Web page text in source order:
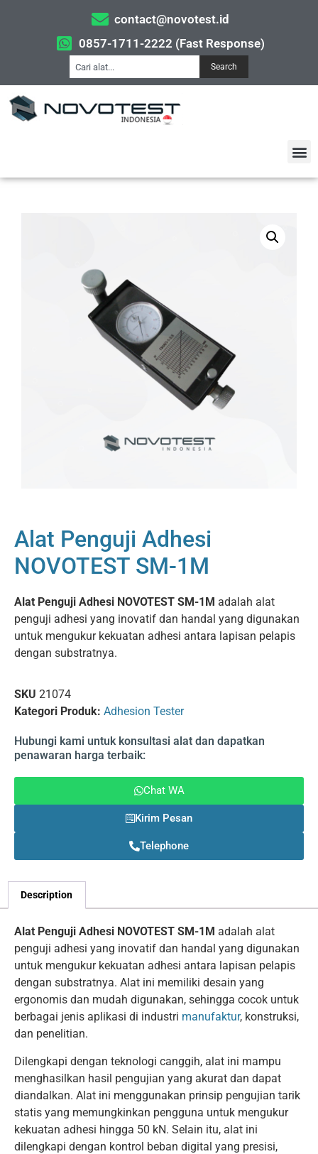
contact@novotest.id
0857-1711-2222 (Fast Response)
Search
Alat Penguji Adhesi
NOVOTEST SM-1M
Alat Penguji Adhesi NOVOTEST SM-1M adalah alat
penguji adhesi yang inovatif dan handal yang digunakan
untuk mengukur kekuatan adhesi antara lapisan pelapis
dengan substratnya.
SKU 21074
Kategori Produk: Adhesion Tester
Hubungi kami untuk konsultasi alat dan dapatkan
penawaran harga terbaik:
Chat WA
Kirim Pesan
Telephone
Description
Alat Penguji Adhesi NOVOTEST SM-1M adalah alat
penguji adhesi yang inovatif dan handal yang digunakan
untuk mengukur kekuatan adhesi antara lapisan pelapis
dengan substratnya. Alat ini memiliki desain yang
ergonomis dan mudah digunakan, sehingga cocok untuk
berbagai jenis aplikasi di industri manufaktur, konstruksi,
dan penelitian.
Dilengkapi dengan teknologi canggih, alat ini mampu
menghasilkan hasil pengujian yang akurat dan dapat
diandalkan. Alat ini menggunakan prinsip pengujian tarik
statis yang memungkinkan pengguna untuk mengukur
kekuatan adhesi hingga 50 kN. Selain itu, alat ini
dilengkapi dengan kontrol beban digital yang presisi,